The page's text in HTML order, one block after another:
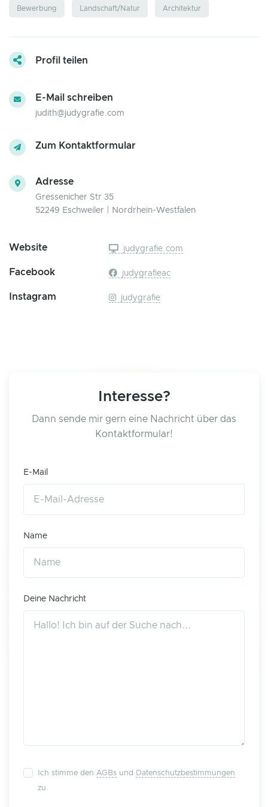
Bewerbung Landschaft/Natur Architektur
Profil teilen
E-Mail schreiben
judith@judygrafie.com
Zum Kontaktformular
Adresse
Gressenicher Str 35
52249 Eschweiler | Nordrhein-Westfalen
Website judygrafie.com
Facebook judygrafieac
Instagram judygrafie
Interesse?
Dann sende mir gern eine Nachricht über das
Kontaktformular!
E-Mail
Name
Deine Nachricht
Ich stimme den AGBs und
Datenschutzbestimmungen
zu.